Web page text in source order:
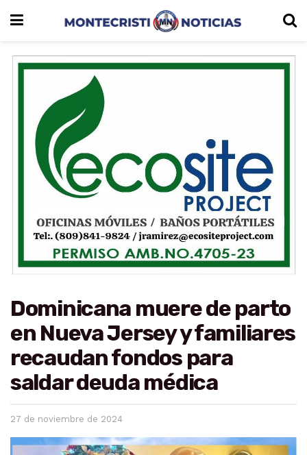
Dominicana muere de parto
en Nueva Jersey y familiares
recaudan fondos para
saldar deuda médica
27 de noviembre de 2024